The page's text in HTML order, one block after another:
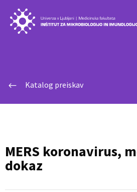
# Katalog preiskav
MERS koronavirus,
dokaz